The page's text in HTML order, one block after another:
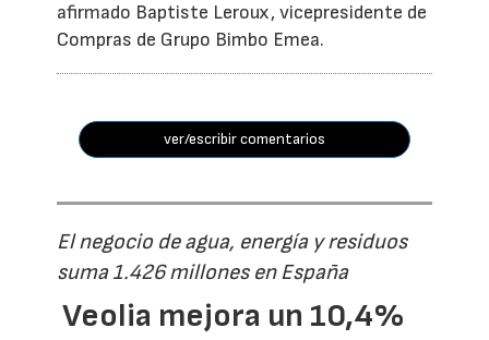
afirmado Baptiste Leroux, vicepresidente de
Compras de Grupo Bimbo Emea.
ver/escribir comentarios
El negocio de agua, energía y residuos
suma 1.426 millones en España
Veolia mejora un 10,4%